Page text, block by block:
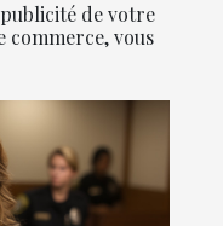
de votre
commerce, vous